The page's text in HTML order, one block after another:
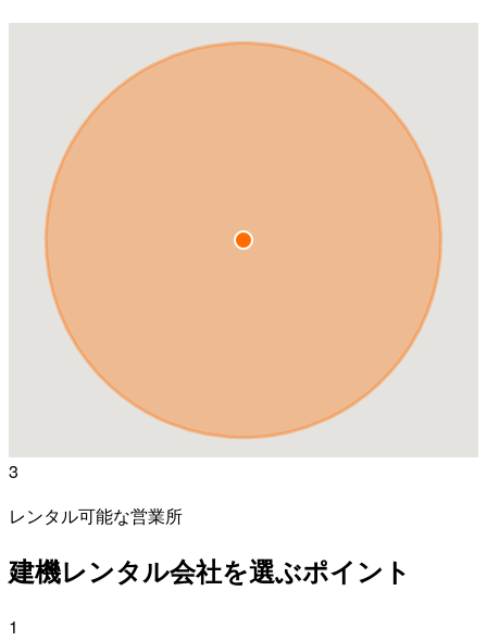
3
レンタル可能な営業所
建機レンタル会社を選ぶポイント
1